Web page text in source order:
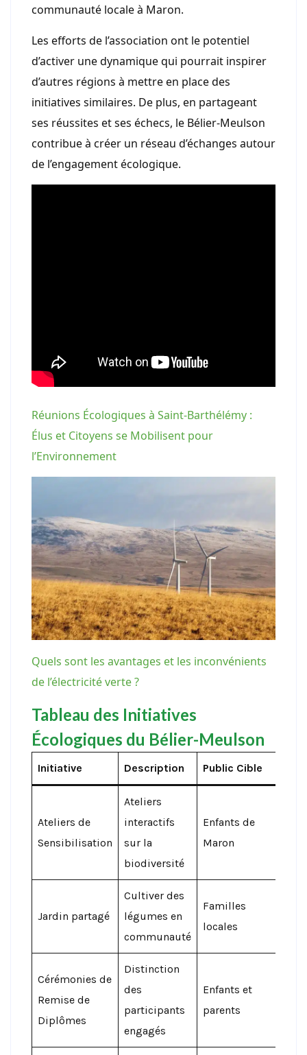
communauté locale à Maron.
Les efforts de l’association ont le potentiel
d’activer une dynamique qui pourrait inspirer
d’autres régions à mettre en place des
initiatives similaires. De plus, en partageant
ses réussites et ses échecs, le Bélier-Meulson
contribue à créer un réseau d’échanges autour
de l’engagement écologique.
Réunions Écologiques à Saint-Barthélémy :
Élus et Citoyens se Mobilisent pour
l’Environnement
Quels sont les avantages et les inconvénients
de l’électricité verte ?
Tableau des Initiatives
Écologiques du Bélier-Meulson
Initiative Description Public Cible
Ateliers de
Sensibilisation
Ateliers
interactifs
sur la
biodiversité
Enfants de
Maron
Jardin partagé
Cultiver des
légumes en
communauté
Familles
locales
Cérémonies de
Remise de
Diplômes
Distinction
des
participants
engagés
Enfants et
parents